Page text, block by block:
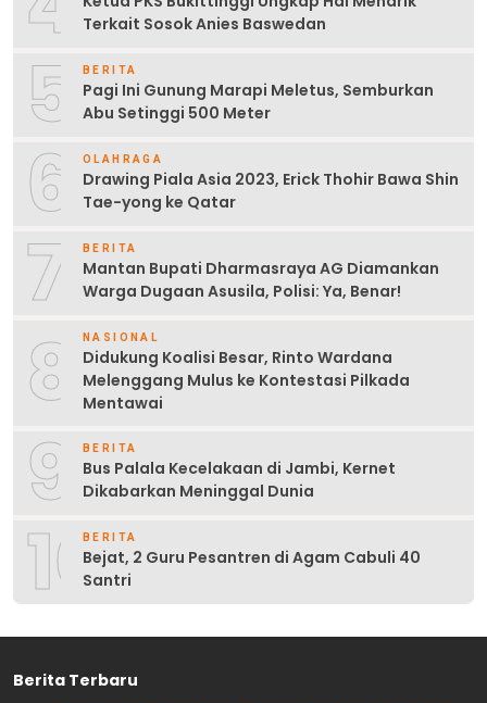
Terkait Sosok Anies Baswedan
5 BERITA
Pagi Ini Gunung Marapi Meletus, Semburkan
Abu Setinggi 500 Meter
6 OLAHRAGA
Drawing Piala Asia 2023, Erick Thohir Bawa Shin
Tae-yong ke Qatar
7 BERITA
Mantan Bupati Dharmasraya AG Diamankan
Warga Dugaan Asusila, Polisi: Ya, Benar!
8 NASIONAL
Didukung Koalisi Besar, Rinto Wardana
Melenggang Mulus ke Kontestasi Pilkada
Mentawai
9 BERITA
Bus Palala Kecelakaan di Jambi, Kernet
Dikabarkan Meninggal Dunia
10BERITA
Bejat, 2 Guru Pesantren di Agam Cabuli 40
Santri
Berita Terbaru